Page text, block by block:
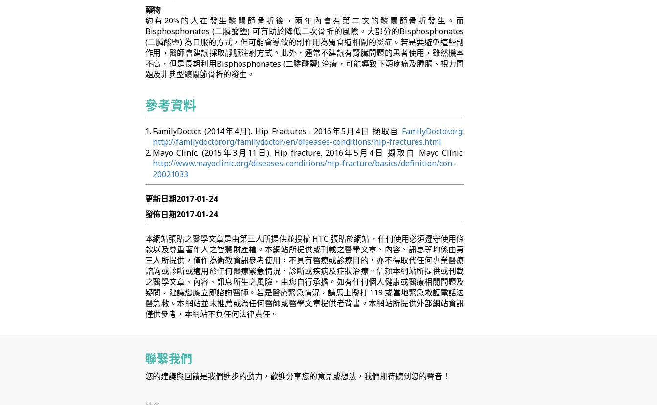
藥物
約有20%的人在發生髖關節骨折後，兩年內會有第二次的髖關節骨折發生。而
Bisphosphonates (二膦酸鹽) 可有助於降低二次骨折的風險。大部分的Bisphosphonates
(二膦酸鹽) 為口服的方式，但可能會導致的副作用為胃食道相關的炎症。若是要避免這些副
作用，醫師會建議採取靜脈注射方式。此外，通常不建議有腎臟問題的患者使用，雖然機率
不高，但是長期利用Bisphosphonates (二膦酸鹽) 治療，可能導致下顎疼痛及腫脹、視力問
題及非典型髖關節骨折的發生。
參考資料
FamilyDoctor. (2014年4月). Hip Fractures . 2016年5月4日 擷取自 FamilyDoctor.org:
http://familydoctor.org/familydoctor/en/diseases-conditions/hip-fractures.html
Mayo Clinic. (2015年3月11日). Hip fracture. 2016年5月4日 擷取自 Mayo Clinic:
http://www.mayoclinic.org/diseases-conditions/hip-fracture/basics/definition/con-
20021033
更新日期2017-01-24
發佈日期2017-01-24
本網站張貼之醫學文章是由第三人所提供並授權 HTC 張貼於網站，任何使用必須遵守使用條
款以及尊重著作人之智慧財產權。本網站所提供或刊載之醫學文章、內容、訊息等均係由第
三人所提供，僅作為衛教資訊參考使用，不具有醫療或診療目的，亦不得取代任何專業醫療
諮詢或診斷或適用於任何醫療緊急情況、診斷或疾病及症狀治療。信賴本網站所提供或刊載
之醫學文章、內容、訊息所生之風險，由您自行承擔。如有任何個人健康或醫療相關問題及
疑問，建議您應立即諮詢醫師。若是醫療緊急情況，請馬上撥打 119 或當地緊急救護電話送
醫急救。本網站並未推薦或為任何醫師或醫學文章提供者背書。本網站所提供外部網站資訊
僅供參考，本網站不負任何法律責任。
聯繫我們
您的建議與回饋是我們進步的動力，歡迎分享您的意見或想法，我們期待聽到您的聲音！